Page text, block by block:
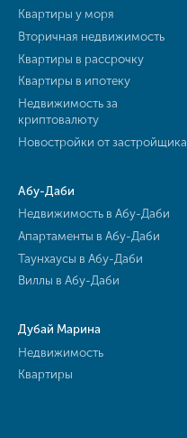
Квартиры у моря
Вторичная недвижимость
Квартиры в рассрочку
Квартиры в ипотеку
Недвижимость за
криптовалюту
Новостройки от застройщика
Абу-Даби
Недвижимость в Абу-Даби
Апартаменты в Абу-Даби
Таунхаусы в Абу-Даби
Виллы в Абу-Даби
Дубай Марина
Недвижимость
Квартиры